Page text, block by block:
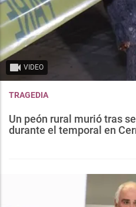
VIDEO
TRAGEDIA
Un peón rural murió tras
durante el temporal en